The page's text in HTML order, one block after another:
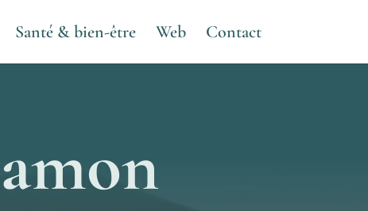
Santé & bien-être Web Contact